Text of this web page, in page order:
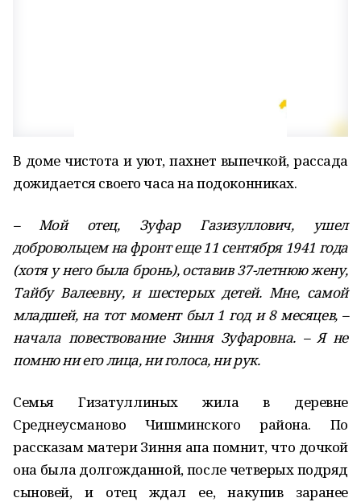
В доме чистота и уют, пахнет выпечкой, рассада
дожидается своего часа на подоконниках.
– Мой отец, Зуфар Газизуллович, ушел
добровольцем на фронт еще 11 сентября 1941 года
(хотя у него была бронь), оставив 37-летнюю жену,
Тайбу Валеевну, и шестерых детей. Мне, самой
младшей, на тот момент был 1 год и 8 месяцев, –
начала повествование Зиння Зуфаровна. – Я не
помню ни его лица, ни голоса, ни рук.
Семья Гизатуллиных жила в деревне
Среднеусманово Чишминского района. По
рассказам матери Зиння апа помнит, что дочкой
она была долгожданной, после четверых подряд
сыновей, и отец ждал ее, накупив заранее